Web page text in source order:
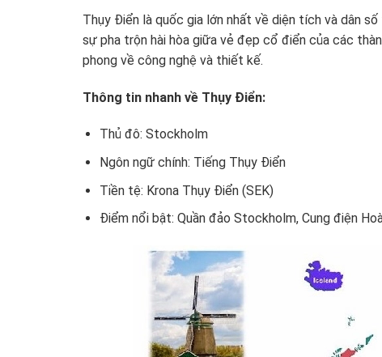
Thụy Điển là quốc gia lớn nhất về diện tích và dân
sự pha trộn hài hòa giữa vẻ đẹp cổ điển của các
phong về công nghệ và thiết kế.
Thông tin nhanh về Thụy Điển:
Thủ đô: Stockholm
Ngôn ngữ chính: Tiếng Thụy Điển
Tiền tệ: Krona Thụy Điển (SEK)
Điểm nổi bật: Quần đảo Stockholm, Cung điện